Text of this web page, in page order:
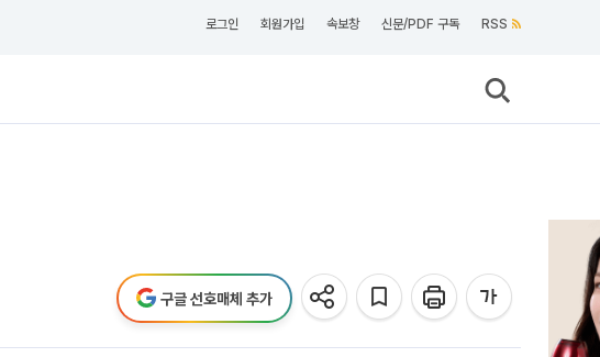
로그인 회원가입 속보창 신문/PDF 구독 RSS
구글 선호매체 추가